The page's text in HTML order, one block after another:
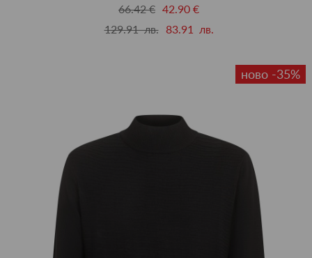
66.42 € 42.90 €
129.91 лв.
83.91 лв.
ново -35%